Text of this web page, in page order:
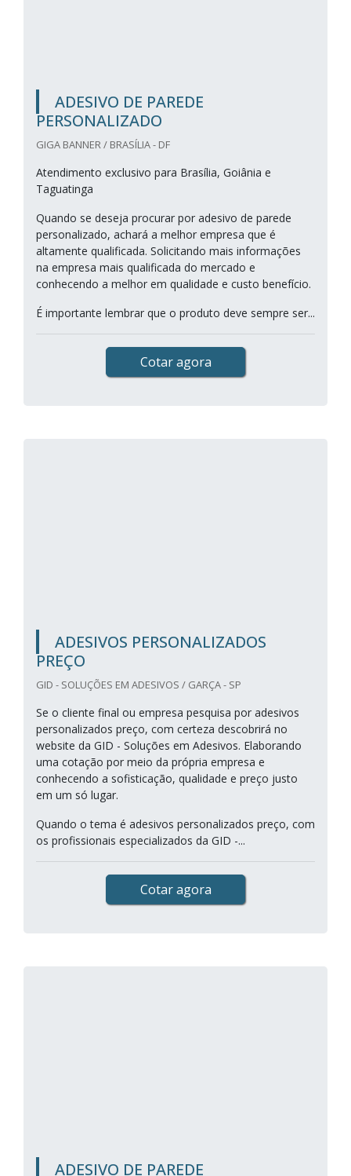
ADESIVO DE PAREDE
PERSONALIZADO
GIGA BANNER / BRASÍLIA - DF
Atendimento exclusivo para Brasília, Goiânia e
Taguatinga
Quando se deseja procurar por adesivo de parede
personalizado, achará a melhor empresa que é
altamente qualificada. Solicitando mais informações
na empresa mais qualificada do mercado e
conhecendo a melhor em qualidade e custo benefício.
É importante lembrar que o produto deve sempre ser...
Cotar agora
ADESIVOS PERSONALIZADOS
PREÇO
GID - SOLUÇÕES EM ADESIVOS / GARÇA - SP
Se o cliente final ou empresa pesquisa por adesivos
personalizados preço, com certeza descobrirá no
website da GID - Soluções em Adesivos. Elaborando
uma cotação por meio da própria empresa e
conhecendo a sofisticação, qualidade e preço justo
em um só lugar.
Quando o tema é adesivos personalizados preço, com
os profissionais especializados da GID -...
Cotar agora
ADESIVO DE PAREDE